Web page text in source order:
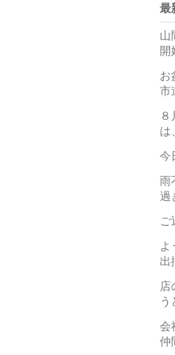
最
山
開
お
市
は
今
雨
過
ご
よ
出
店
う
会
仲